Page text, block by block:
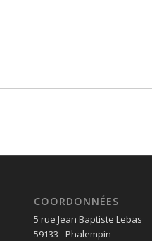
COORDONNÉES
5 rue Jean Baptiste Lebas
59133 - Phalempin